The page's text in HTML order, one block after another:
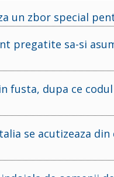
un zbor special
pregatite sa-si
fusta, dupa ce
se acutizeaza